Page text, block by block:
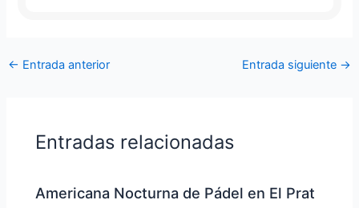
← Entrada anterior Entrada siguiente →
Entradas relacionadas
Americana Nocturna de Pádel en El Prat